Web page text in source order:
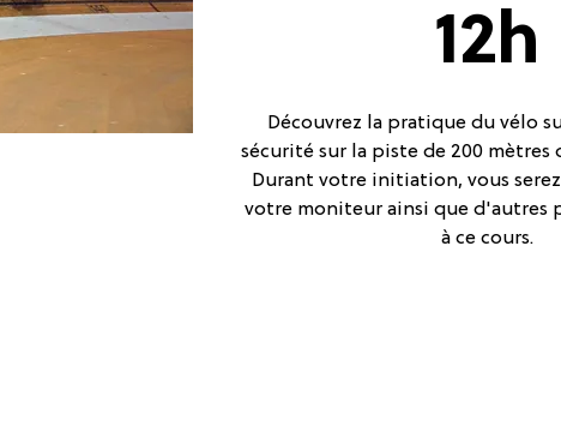
12h
Découvrez la pratique du vélo
sécurité sur la piste de 200 mètres
Durant votre initiation, vous
votre moniteur ainsi que d'autres
à ce cours.